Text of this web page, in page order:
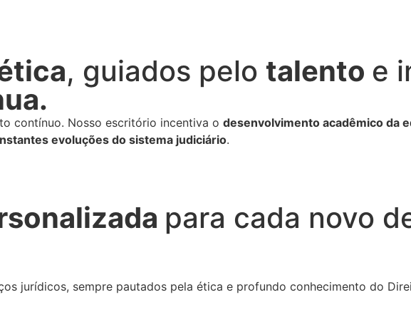
, guiados pelo talento e
contínuo. Nosso escritório incentiva o desenvolvimento acadêmico da
evoluções do sistema judiciário.
para cada novo
jurídicos, sempre pautados pela ética e profundo conhecimento do